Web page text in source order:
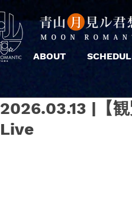
ABOUT
2026.03.13 |【
Live